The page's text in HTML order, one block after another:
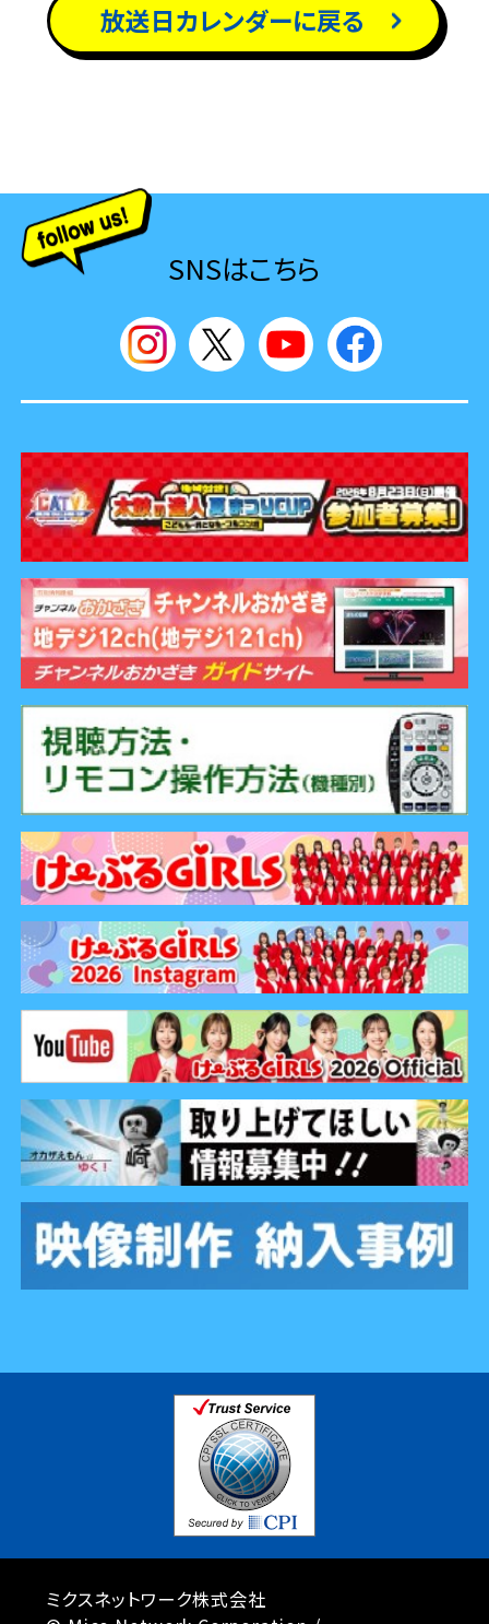
放送日カレンダーに戻る
SNSはこちら
ミクスネットワーク株式会社